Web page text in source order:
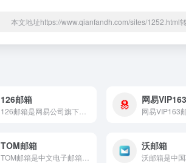
本文地址https://www.qianfandh.com/sites/1252.html
126邮箱
126邮箱是网易公司旗下的专业免费电子邮箱品牌，与163邮箱...
网易
TOM邮箱 沃邮箱